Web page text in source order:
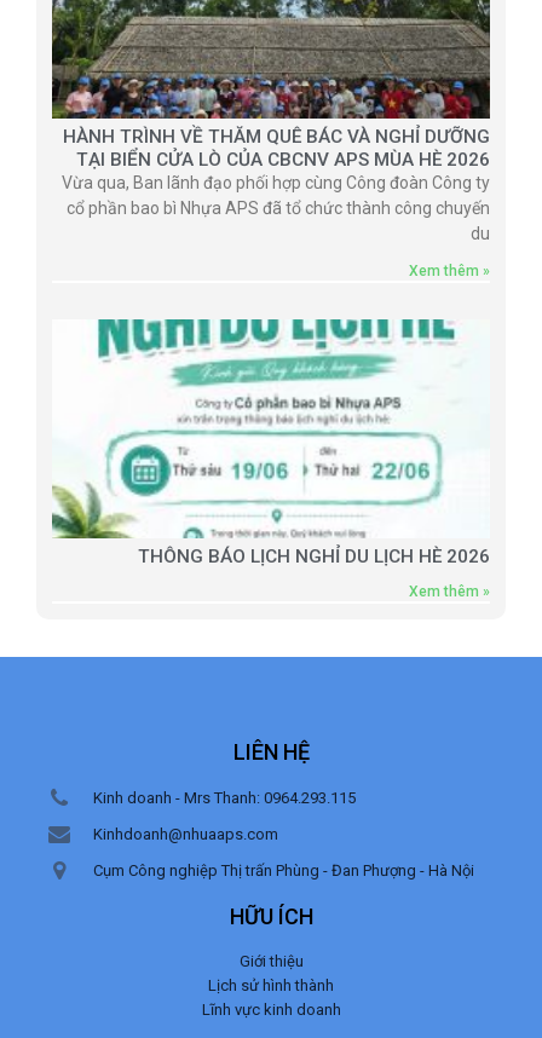
HÀNH TRÌNH VỀ THĂM QUÊ BÁC VÀ NGHỈ DƯỠNG
TẠI BIỂN CỬA LÒ CỦA CBCNV APS MÙA HÈ 2026
Vừa qua, Ban lãnh đạo phối hợp cùng Công đoàn Công ty
cổ phần bao bì Nhựa APS đã tổ chức thành công chuyến
du
Xem thêm »
THÔNG BÁO LỊCH NGHỈ DU LỊCH HÈ 2026
Xem thêm »
LIÊN HỆ
Kinh doanh - Mrs Thanh: 0964.293.115
Kinhdoanh@nhuaaps.com
Cụm Công nghiệp Thị trấn Phùng - Đan Phượng - Hà Nội
HỮU ÍCH
Giới thiệu
Lịch sử hình thành
Lĩnh vực kinh doanh